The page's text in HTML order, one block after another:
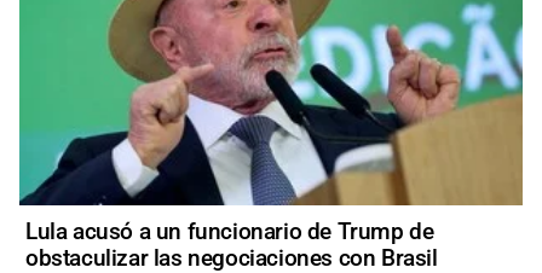
Lula acusó a un funcionario de Trump de
obstaculizar las negociaciones con Brasil